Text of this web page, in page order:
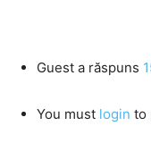
Guest a răspuns
You must login to